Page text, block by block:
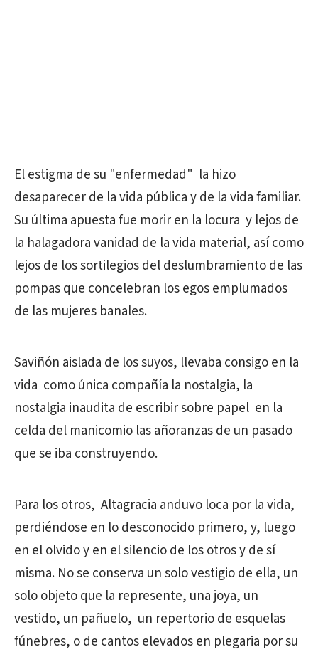
El estigma de su "enfermedad" la hizo
desaparecer de la vida pública y de la vida familiar.
Su última apuesta fue morir en la locura y lejos de
la halagadora vanidad de la vida material, así como
lejos de los sortilegios del deslumbramiento de las
pompas que concelebran los egos emplumados
de las mujeres banales.
Saviñón aislada de los suyos, llevaba consigo en la
vida como única compañía la nostalgia, la
nostalgia inaudita de escribir sobre papel en la
celda del manicomio las añoranzas de un pasado
que se iba construyendo.
Para los otros, Altagracia anduvo loca por la vida,
perdiéndose en lo desconocido primero, y, luego
en el olvido y en el silencio de los otros y de sí
misma. No se conserva un solo vestigio de ella, un
solo objeto que la represente, una joya, un
vestido, un pañuelo, un repertorio de esquelas
fúnebres, o de cantos elevados en plegaria por su